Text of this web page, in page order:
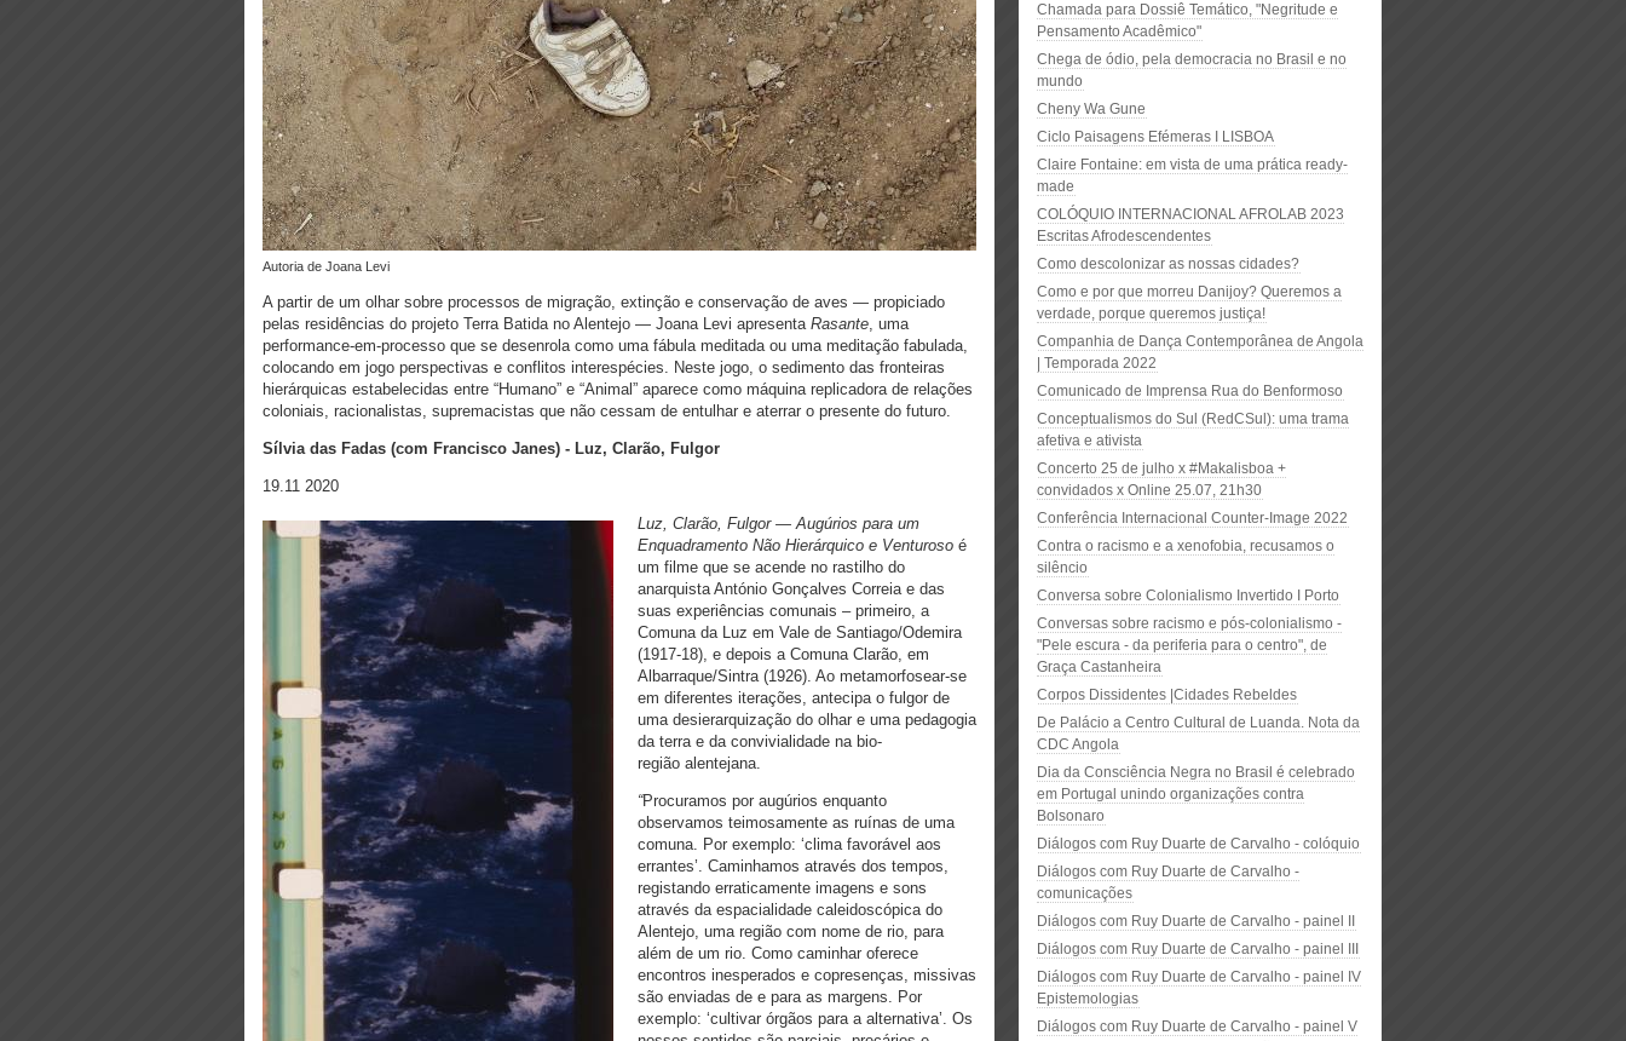
Autoria de Joana Levi
A partir de um olhar sobre processos de migração, extinção e conservação de aves — propiciado
pelas residências do projeto Terra Batida no Alentejo — Joana Levi apresenta Rasante, uma
performance-em-processo que se desenrola como uma fábula meditada ou uma meditação fabulada,
colocando em jogo perspectivas e conflitos interespécies. Neste jogo, o sedimento das fronteiras
hierárquicas estabelecidas entre “Humano” e “Animal” aparece como máquina replicadora de relações
coloniais, racionalistas, supremacistas que não cessam de entulhar e aterrar o presente do futuro.
Sílvia das Fadas (com Francisco Janes) - Luz, Clarão, Fulgor
19.11 2020
Luz, Clarão, Fulgor — Augúrios para um
Enquadramento Não Hierárquico e Venturoso é
um filme que se acende no rastilho do
anarquista António Gonçalves Correia e das
suas experiências comunais – primeiro, a
Comuna da Luz em Vale de Santiago/Odemira
(1917-18), e depois a Comuna Clarão, em
Albarraque/Sintra (1926). Ao metamorfosear-se
em diferentes iterações, antecipa o fulgor de
uma desierarquização do olhar e uma pedagogia
da terra e da convivialidade na bio-
região alentejana.
“Procuramos por augúrios enquanto
observamos teimosamente as ruínas de uma
comuna. Por exemplo: ‘clima favorável aos
errantes’. Caminhamos através dos tempos,
registando erraticamente imagens e sons
através da espacialidade caleidoscópica do
Alentejo, uma região com nome de rio, para
além de um rio. Como caminhar oferece
encontros inesperados e copresenças, missivas
são enviadas de e para as margens. Por
exemplo: ‘cultivar órgãos para a alternativa’. Os
Chamada para Dossiê Temático, "Negritude e
Pensamento Acadêmico"
Chega de ódio, pela democracia no Brasil e no
mundo
Cheny Wa Gune
Ciclo Paisagens Efémeras I LISBOA
Claire Fontaine: em vista de uma prática ready-
made
COLÓQUIO INTERNACIONAL AFROLAB 2023
Escritas Afrodescendentes
Como descolonizar as nossas cidades?
Como e por que morreu Danijoy? Queremos a
verdade, porque queremos justiça!
Companhia de Dança Contemporânea de Angola
| Temporada 2022
Comunicado de Imprensa Rua do Benformoso
Conceptualismos do Sul (RedCSul): uma trama
afetiva e ativista
Concerto 25 de julho x #Makalisboa +
convidados x Online 25.07, 21h30
Conferência Internacional Counter-Image 2022
Contra o racismo e a xenofobia, recusamos o
silêncio
Conversa sobre Colonialismo Invertido I Porto
Conversas sobre racismo e pós-colonialismo -
"Pele escura - da periferia para o centro", de
Graça Castanheira
Corpos Dissidentes |Cidades Rebeldes
De Palácio a Centro Cultural de Luanda. Nota da
CDC Angola
Dia da Consciência Negra no Brasil é celebrado
em Portugal unindo organizações contra
Bolsonaro
Diálogos com Ruy Duarte de Carvalho - colóquio
Diálogos com Ruy Duarte de Carvalho -
comunicações
Diálogos com Ruy Duarte de Carvalho - painel II
Diálogos com Ruy Duarte de Carvalho - painel III
Diálogos com Ruy Duarte de Carvalho - painel IV
Epistemologias
Diálogos com Ruy Duarte de Carvalho - painel V